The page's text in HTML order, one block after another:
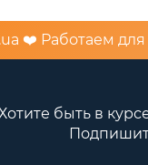
❤️ Работаем для
быть в